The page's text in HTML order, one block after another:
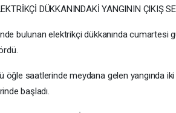
DÜKKANINDAKİ YANGININ ÇIKIŞ
bulunan elektrikçi dükkanında cumartesi
öğle saatlerinde meydana gelen yangında
başladı.